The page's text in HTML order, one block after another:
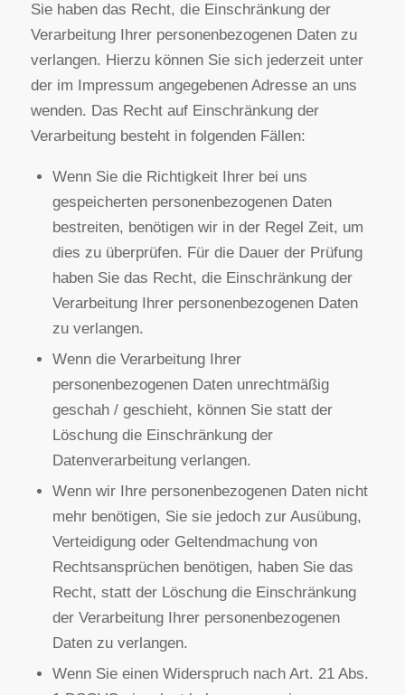
Löschung dieser Daten. Hierzu sowie zu weiteren
Fragen zum Thema personenbezogene Daten
können Sie sich jederzeit unter der im Impressum
angegebenen Adresse an uns wenden.
Recht auf Einschränkung der
Sie haben das Recht, die Einschränkung der
Verarbeitung Ihrer personenbezogenen Daten zu
verlangen. Hierzu können Sie sich jederzeit unter
der im Impressum angegebenen Adresse an uns
wenden. Das Recht auf Einschränkung der
Verarbeitung besteht in folgenden Fällen:
Wenn Sie die Richtigkeit Ihrer bei uns
gespeicherten personenbezogenen Daten
bestreiten, benötigen wir in der Regel Zeit, um
dies zu überprüfen. Für die Dauer der Prüfung
haben Sie das Recht, die Einschränkung der
Verarbeitung Ihrer personenbezogenen Daten
zu verlangen.
Wenn die Verarbeitung Ihrer
personenbezogenen Daten unrechtmäßig
geschah / geschieht, können Sie statt der
Löschung die Einschränkung der
Datenverarbeitung verlangen.
Wenn wir Ihre personenbezogenen Daten nicht